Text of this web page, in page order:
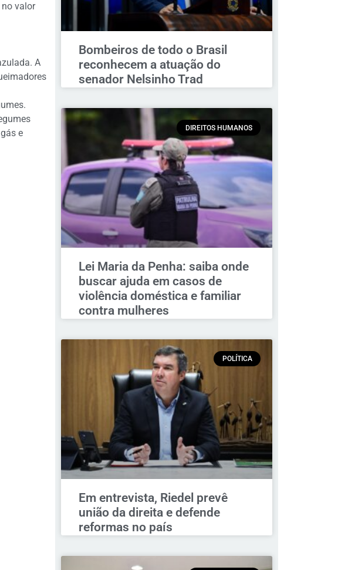
valor
A
e
Bombeiros de todo o Brasil
reconhecem a atuação do
senador Nelsinho Trad
DIREITOS HUMANOS
Lei Maria da Penha: saiba onde
buscar ajuda em casos de
violência doméstica e familiar
contra mulheres
POLÍTICA
Em entrevista, Riedel prevê
união da direita e defende
reformas no país